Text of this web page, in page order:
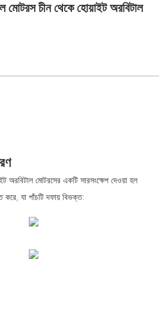
মোটরস চীন থেকে হোয়াইট অরবিটাল
অরবিটাল মোটরসের একটি সারসংক্ষেপ দেওয়া হল
করে, যা পাঁচটি দফায় বিভক্ত: